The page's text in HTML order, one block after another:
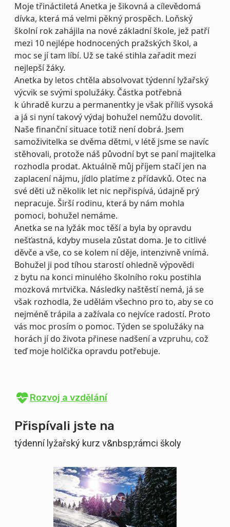
Rozvoj a vzdělání
Přispívali jste na
týdenní lyžařský kurz v&nbsp;rámci školy
Moje třináctiletá Anetka je šikovná a cílevědomá
dívka, která má velmi pěkný prospěch. Loňský
školní rok zahájila na nové základní škole, jež patří
mezi 10 nejlépe hodnocených pražských škol, a
moc se jí tam líbí. Už se také stihla zařadit mezi
nejlepší žáky.
Anetka by letos chtěla absolvovat týdenní lyžařský
výcvik se svými spolužáky. Částka potřebná
k úhradě kurzu a permanentky je však příliš vysoká
a já si nyní takový výdaj bohužel nemůžu dovolit.
Naše finanční situace totiž není dobrá. Jsem
samoživitelka se dvěma dětmi, v létě jsme se navíc
stěhovali, protože náš původní byt se paní majitelka
rozhodla prodat. Aktuálně můj příjem stačí jen na
zaplacení nájmu, jídlo platíme z přídavků. Otec na
své děti už několik let nic nepřispívá, údajně prý
nepracuje. Širší rodinu, která by nám mohla
pomoci, bohužel nemáme.
Anetka se na lyžák moc těší a byla by opravdu
nešťastná, kdyby musela zůstat doma. Je to citlivé
děvče a vše, co se kolem ní děje, intenzivně vnímá.
Bohužel ji pod tíhou starostí ohledně výpovědi
z bytu na konci minulého školního roku postihla
mozková mrtvička. Následky naštěstí nemá, já se
však rozhodla, že udělám všechno pro to, aby se co
nejméně trápila a zažívala co nejvíce radostí. Proto
vás moc prosím o pomoc. Týden se spolužáky na
horách jí do života přinese nadšení a vzpruhu, což
teď moje holčička opravdu potřebuje.